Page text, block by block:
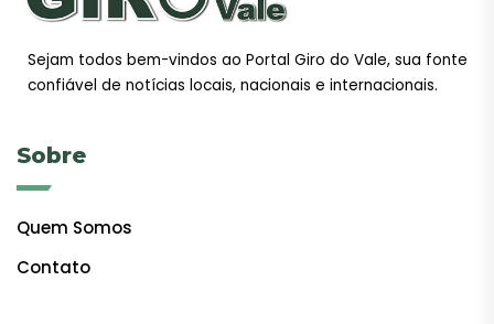
Sejam todos bem-vindos ao Portal Giro do Vale, sua fonte
confiável de notícias locais, nacionais e internacionais.
Sobre
Quem Somos
Contato